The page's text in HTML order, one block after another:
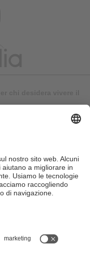
Non garantiamo la
le informazioni. Per
chiedendo
cookie individuali